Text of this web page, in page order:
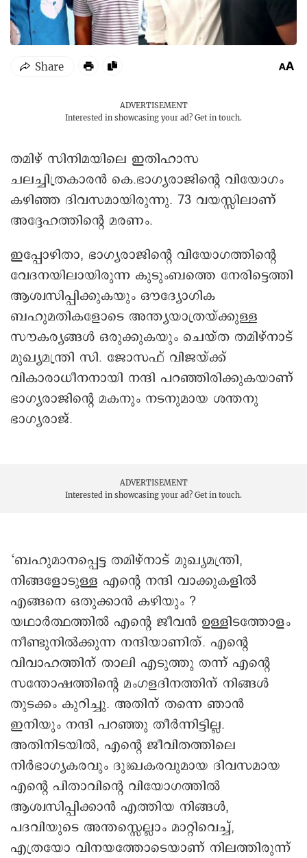
ADVERTISEMENT
Interested in showcasing your ad? Get in touch.
തമിഴ് സിനിമയിലെ ഇതിഹാസ
ചലച്ചിത്രകാരൻ കെ.ഭാഗ്യരാജിന്റെ വിയോഗം
കഴിഞ്ഞ ദിവസമായിരുന്നു. 73 വയസ്സിലാണ്
അദ്ദേഹത്തിന്റെ മരണം.
ഇപ്പോഴിതാ, ഭാഗ്യരാജിന്റെ വിയോഗത്തിന്റെ
വേദനയിലായിരുന്ന കുടുംബത്തെ നേരിട്ടെത്തി
ആശ്വസിപ്പിക്കുകയും ഔദ്യോഗിക
ബഹുമതികളോടെ അന്ത്യയാത്രയ്ക്കുള്ള
സൗകര്യങ്ങൾ ഒരുക്കുകയും ചെയ്ത തമിഴ്‌നാട്
മുഖ്യമന്ത്രി സി. ജോസഫ് വിജയ്ക്ക്
വികാരാധീനനായി നന്ദി പറഞ്ഞിരിക്കുകയാണ്
ഭാഗ്യരാജിന്റെ മകനും നടനുമായ ശന്തനു
ഭാഗ്യരാജ്.
ADVERTISEMENT
Interested in showcasing your ad? Get in touch.
‘ബഹുമാനപ്പെട്ട തമിഴ്നാട് മുഖ്യമന്ത്രി,
നിങ്ങളോടുള്ള എന്റെ നന്ദി വാക്കുകളിൽ
എങ്ങനെ ഒതുക്കാൻ കഴിയും ?
യഥാർത്ഥത്തിൽ എന്റെ ജീവൻ ഉള്ളിടത്തോളം
നീണ്ടുനിൽക്കുന്ന നന്ദിയാണിത്. എന്റെ
വിവാഹത്തിന് താലി എടുത്തു തന്ന് എന്റെ
സന്തോഷത്തിന്റെ മംഗളദിനത്തിന് നിങ്ങൾ
തുടക്കം കുറിച്ചു. അതിന് തന്നെ ഞാൻ
ഇനിയും നന്ദി പറഞ്ഞു തീർന്നിട്ടില്ല.
അതിനിടയിൽ, എന്റെ ജീവിതത്തിലെ
നിർഭാഗ്യകരവും ദുഃഖകരവുമായ ദിവസമായ
എന്റെ പിതാവിന്റെ വിയോഗത്തിൽ
ആശ്വസിപ്പിക്കാൻ എത്തിയ നിങ്ങൾ,
പദവിയുടെ അന്തസ്സെല്ലാം മാറ്റിവെച്ച്,
എത്രയോ വിനയത്തോടെയാണ് നിലത്തിരുന്ന്